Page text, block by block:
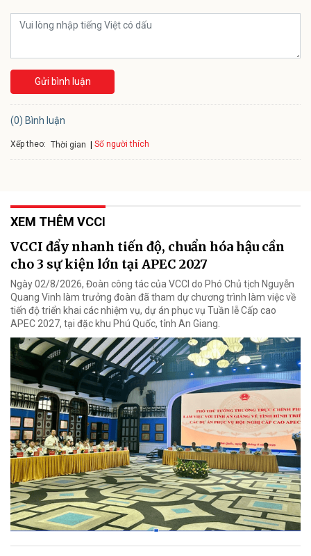
Gửi bình luận
(0) Bình luận
Xếp theo: Thời gian Số người thích
XEM THÊM VCCI
VCCI đẩy nhanh tiến độ, chuẩn hóa hậu cần
cho 3 sự kiện lớn tại APEC 2027
Ngày 02/8/2026, Đoàn công tác của VCCI do Phó Chủ tịch Nguyễn
Quang Vinh làm trưởng đoàn đã tham dự chương trình làm việc về
tiến độ triển khai các nhiệm vụ, dự án phục vụ Tuần lễ Cấp cao
APEC 2027, tại đặc khu Phú Quốc, tỉnh An Giang.